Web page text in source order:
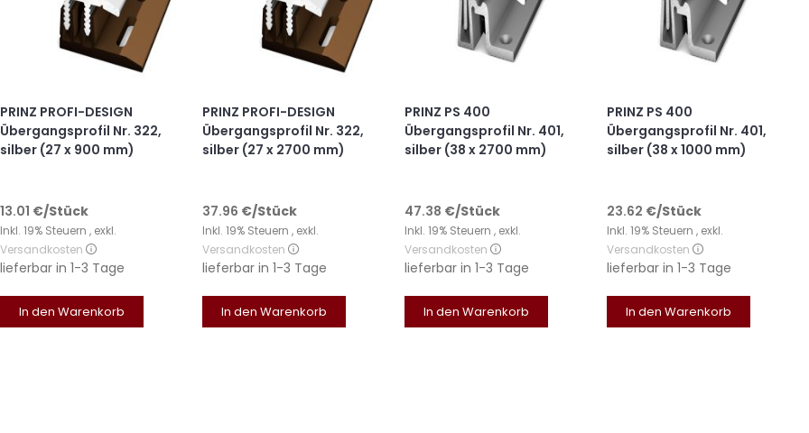
PRINZ PROFI-DESIGN
Übergangsprofil Nr. 322,
silber (27 x 900 mm)
13.01 €/Stück
Inkl. 19% Steuern , exkl.
Versandkosten
lieferbar in 1-3 Tage
In den Warenkorb
PRINZ PROFI-DESIGN
Übergangsprofil Nr. 322,
silber (27 x 2700 mm)
37.96 €/Stück
Inkl. 19% Steuern , exkl.
Versandkosten
lieferbar in 1-3 Tage
In den Warenkorb
PRINZ PS 400
Übergangsprofil Nr. 401,
silber (38 x 2700 mm)
47.38 €/Stück
Inkl. 19% Steuern , exkl.
Versandkosten
lieferbar in 1-3 Tage
In den Warenkorb
PRINZ PS 400
Übergangsprofil Nr. 401,
silber (38 x 1000 mm)
23.62 €/Stück
Inkl. 19% Steuern , exkl.
Versandkosten
lieferbar in 1-3 Tage
In den Warenkorb